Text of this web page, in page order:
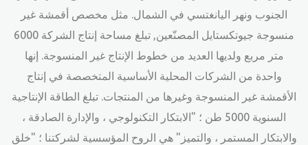
الجنوب ونهر اليانغتسي في الشمال. مثل مخصص أقمشة غير
منسوجة جيوتكستايل المصنّعين
, تبلغ مساحة إنتاج الشركة 6000
متر مربع ولديها العديد من خطوط الإنتاج غير المنسوجة. إنها
واحدة من الشركات المحلية الأساسية المتخصصة في إنتاج
الأقمشة غير المنسوجة وغيرها من المنتجات. تبلغ الطاقة الإنتاجية
السنوية 5000 طن ؛ "الابتكار التكنولوجي ، والإدارة الصادقة ،
والابتكار المستمر ، والتميز" هي الروح المؤسسية لشركتنا ؛ "خلق